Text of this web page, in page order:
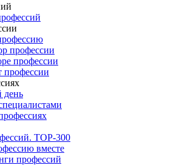
профессии
профессии
профессии
день
TOP-300
вместе
профессий